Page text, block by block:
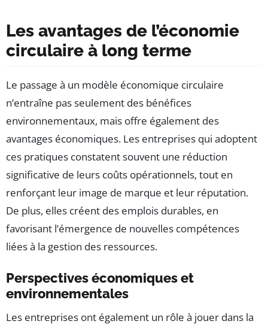
Les avantages de l’économie
circulaire à long terme
Le passage à un modèle économique circulaire
n’entraîne pas seulement des bénéfices
environnementaux, mais offre également des
avantages économiques. Les entreprises qui adoptent
ces pratiques constatent souvent une réduction
significative de leurs coûts opérationnels, tout en
renforçant leur image de marque et leur réputation.
De plus, elles créent des emplois durables, en
favorisant l’émergence de nouvelles compétences
liées à la gestion des ressources.
Perspectives économiques et
environnementales
Les entreprises ont également un rôle à jouer dans la